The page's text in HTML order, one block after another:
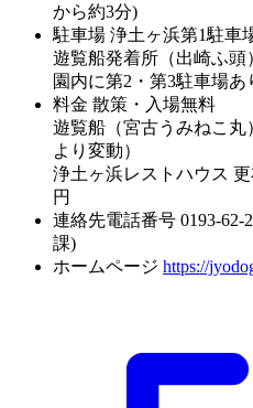
から約3分)
駐車場 浄土ヶ浜第1駐車
遊覧船発着所（出崎ふ頭
園内に第2・第3駐車場あ
料金 散策・入場無料
遊覧船（宮古うみねこ丸
より変動）
浄土ヶ浜レストハウス
円
連絡先電話番号 0193-62-
課)
ホームページ https://